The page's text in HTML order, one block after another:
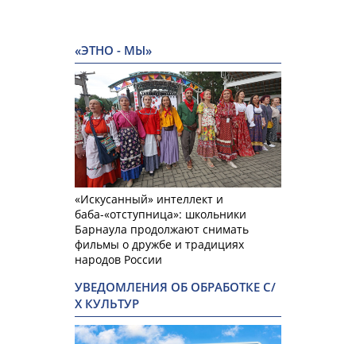
«ЭТНО - МЫ»
«Искусанный» интеллект и
баба-«отступница»: школьники
Барнаула продолжают снимать
фильмы о дружбе и традициях
народов России
УВЕДОМЛЕНИЯ ОБ ОБРАБОТКЕ С/
Х КУЛЬТУР